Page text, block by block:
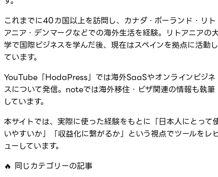
これまでに40カ国以上を訪問し、カナダ・ポーランド・リト
アニア・デンマークなどでの海外生活を経験。リトアニアの
学で国際ビジネスを学んだ後、現在はスペインを拠点に活動し
ています。
YouTube「HodaPress」では海外SaaSやオンラインビジネ
スについて発信。noteでは海外移住・ビザ関連の情報も執筆
しています。
本サイトでは、実際に使った経験をもとに「日本人にとって
いやすいか」「収益化に繋がるか」という視点でツールをレ
ューしています。
🔥 同じカテゴリーの記事